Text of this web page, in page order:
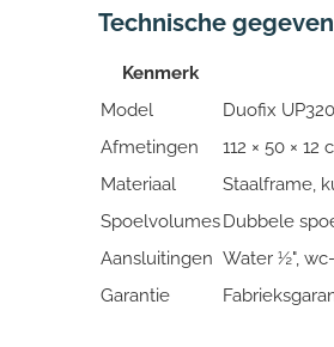
Technische
Kenmerk
Model
Duofix UP320
Afmetingen
112 × 50 × 12
Materiaal
Staalframe,
SpoelvolumesDubbele
Aansluitingen Water ½",
Garantie